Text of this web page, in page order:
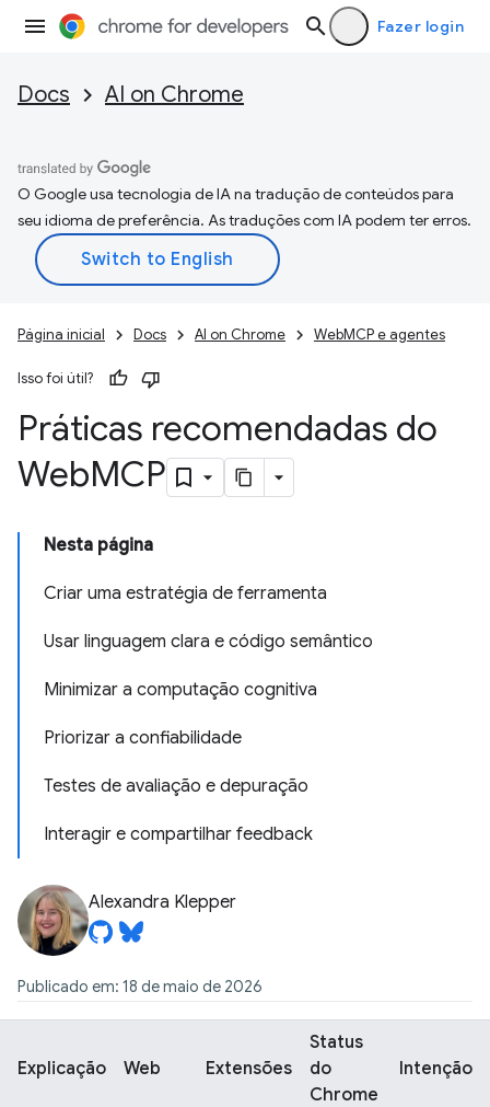
Fazer login
Docs AI on Chrome
O Google usa tecnologia de IA na tradução de conteúdos para
seu idioma de preferência. As traduções com IA podem ter erros.
Página inicial Docs AI on Chrome WebMCP e agentes
Isso foi útil?
Práticas recomendadas do
WebMCP
Nesta página
Criar uma estratégia de ferramenta
Usar linguagem clara e código semântico
Minimizar a computação cognitiva
Priorizar a confiabilidade
Testes de avaliação e depuração
Interagir e compartilhar feedback
Alexandra Klepper
Publicado em: 18 de maio de 2026
Explicação Web Extensões
Status
do
Chrome
Intenção